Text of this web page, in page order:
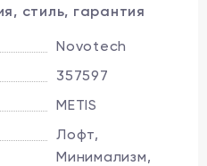
стиль, гарантия
Novotech
357597
METIS
Лофт,
Минимализм,